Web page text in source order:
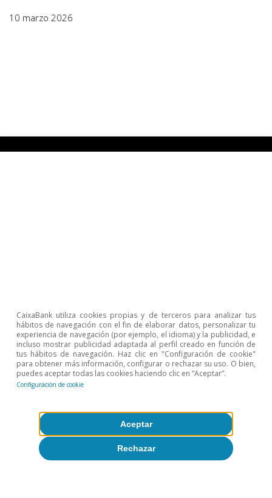
CaixaBank utiliza cookies propias y de terceros para analizar tus
hábitos de navegación con el fin de elaborar datos, personalizar tu
experiencia de navegación (por ejemplo, el idioma) y la publicidad, e
incluso mostrar publicidad adaptada al perfil creado en función de
tus hábitos de navegación. Haz clic en "Configuración de cookie"
para obtener más información, configurar o rechazar su uso. O bien,
puedes aceptar todas las cookies haciendo clic en “Aceptar”.
Configuración de cookie
Rechazar
Aceptar
10 marzo 2026
Contacto
CaixaBank (opens in a new window)
Seguridad (opens in a new window)
Privacidad(opens in a new window)